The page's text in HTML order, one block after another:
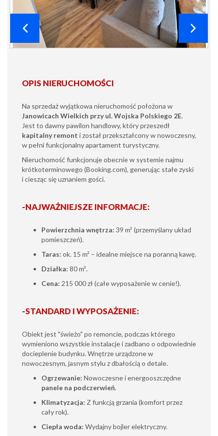
OPIS NIERUCHOMOŚCI
Na sprzedaż wyjątkowa nieruchomość położona w
Janowicach Wielkich przy ul. Wojska Polskiego 2E.
Jest to dawny pawilon handlowy, który przeszedł
kapitalny remont i został przekształcony w nowoczesny,
w pełni funkcjonalny apartament turystyczny.
Nieruchomość funkcjonuje obecnie w systemie najmu
krótkoterminowego (Booking.com), generując stałe zyski
i ciesząc się uznaniem gości.
-NAJWAŻNIEJSZE INFORMACJE:
Powierzchnia wnętrza: 39 m² (przemyślany układ
pomieszczeń).
Taras: ok. 15 m² – idealne miejsce na poranną kawę.
Działka: 80 m².
Cena: 215 000 zł (całe wyposażenie w cenie!).
-STANDARD I WYPOSAŻENIE:
Obiekt jest "świeżo" po remoncie, podczas którego
wymieniono wszystkie instalacje i zadbano o odpowiednie
docieplenie budynku. Wnętrze urządzone w
nowoczesnym, jasnym stylu z dbałością o detale.
Ogrzewanie: Nowoczesne i energooszczędne
panele na podczerwień.
Klimatyzacja: Z funkcją grzania (komfort przez
cały rok).
Ciepła woda: Wydajny bojler elektryczny.